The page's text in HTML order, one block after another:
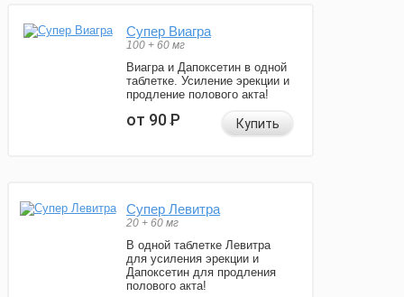
Супер Виагра
100 + 60 мг
Виагра и Дапоксетин в одной
таблетке. Усиление эрекции и
продление полового акта!
от 90Р Купить
Супер Левитра
20 + 60 мг
В одной таблетке Левитра
для усиления эрекции и
Дапоксетин для продления
полового акта!